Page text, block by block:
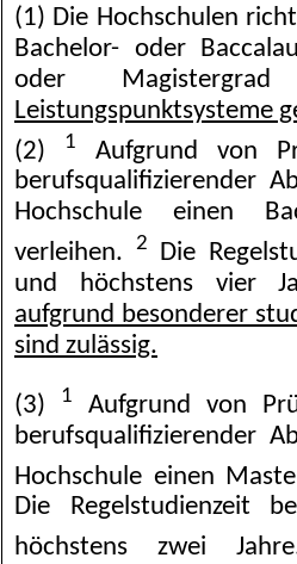
(1) Die Hochschulen
Bachelor- oder
oder
Leistungspunktsysteme
(2)
1
Aufgrund von
berufsqualifizierender
Hochschule einen
verleihen.
2
Die
und höchstens vier
aufgrund besonderer
sind zulässig.
(3) 1
Aufgrund von
berufsqualifizierender
Hochschule einen
Die Regelstudienzeit
höchstens zwei